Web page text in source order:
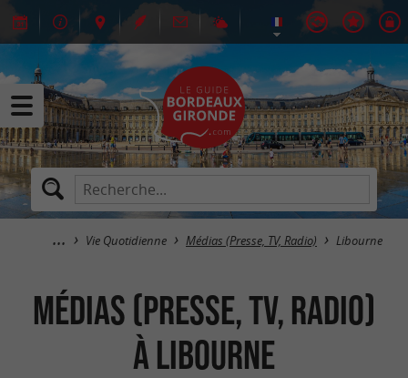
Vie Quotidienne Médias (Presse, TV, Radio) Libourne
Médias (Presse, TV, Radio)
à Libourne